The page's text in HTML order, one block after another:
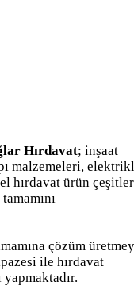
Hırdavat; inşaat
malzemeleri,
hırdavat ürün
çözüm
ile hırdavat